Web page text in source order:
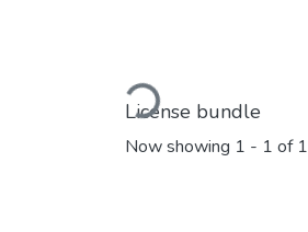
Loading...
License bundle
Now showing 1 - 1 of 1